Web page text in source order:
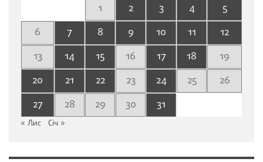
1 2 3 4
5
6
7 8 9 10 11
12
13
14 15 16 17 18
19
20
21 22 23 24 25
26
27
28 29 30 31
« Лис Січ »